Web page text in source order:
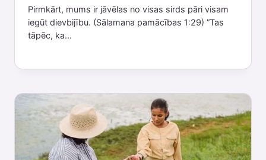
Pirmkārt, mums ir jāvēlas no visas sirds pāri visam
iegūt dievbijību. (Sālamana pamācības 1:29) ”Tas
tāpēc, ka...